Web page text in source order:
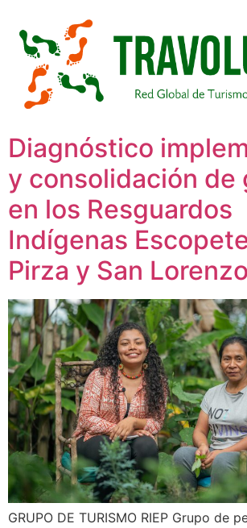
Diagnóstico
y consolidación de
en los Resguardos
Indígenas
Pirza y San Lorenzo
GRUPO DE TURISMO RIEP Grupo de